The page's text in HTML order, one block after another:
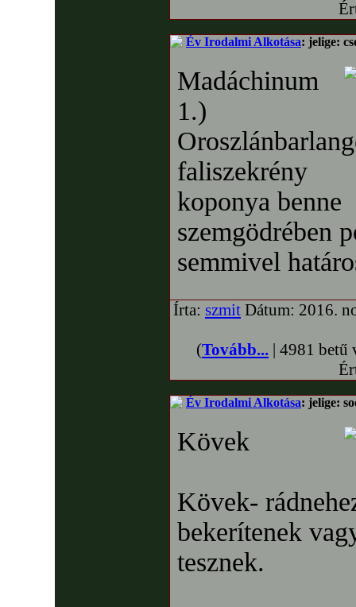
Év Irodalmi Alkotása: jelige:
Madáchinum
1.)
faliszekrény
koponya benne
szemgödrében
semmivel
Írta: szmit Dátum: 2016.
(Tovább... | 4981 betű
Év Irodalmi Alkotása: jelige:
Kövek
Kövek-
bekerítenek
tesznek.